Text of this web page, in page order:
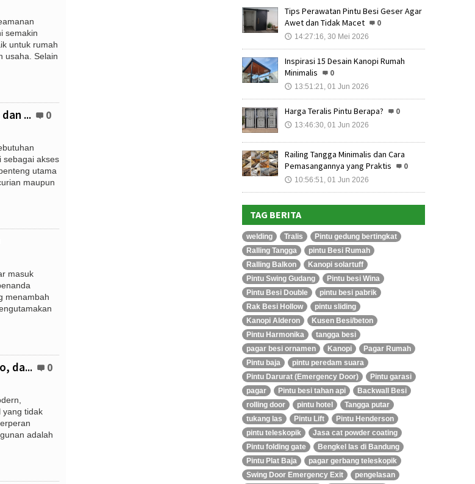
semakin
untuk rumah
usaha. Selain
... 0
sebagai akses
utama
maupun
masuk
menambah
da... 0
yang tidak
adalah
Tips Perawatan Pintu Besi Geser Agar
Awet dan Tidak Macet
0
🕔 14:27:16, 30 Mei 2026
Inspirasi 15 Desain Kanopi Rumah
Minimalis
0
🕔 13:51:21, 01 Jun 2026
Harga Teralis Pintu Berapa? 0
🕔 13:46:30, 01 Jun 2026
Railing Tangga Minimalis dan Cara
Pemasangannya yang Praktis
0
🕔 10:56:51, 01 Jun 2026
TAG BERITA
welding Tralis
Pintu gedung bertingkat
Ralling Tangga
pintu Besi Rumah
Ralling Balkon
Kanopi solartuff
Pintu Swing Gudang
Pintu besi Wina
Pintu Besi Double
pintu besi pabrik
Rak Besi Hollow
pintu sliding
Kanopi Alderon
Kusen Besi/beton
Pintu Harmonika
tangga besi
pagar besi ornamen
Kanopi
Pagar Rumah
Pintu baja
pintu peredam suara
Pintu Darurat (Emergency Door)
Pintu garasi
pagar
Pintu besi tahan api
Backwall Besi
rolling door
pintu hotel
Tangga putar
tukang las
Pintu Lift
Pintu Henderson
pintu teleskopik
Jasa cat powder coating
Pintu folding gate
Bengkel las di Bandung
Pintu Plat Baja
pagar gerbang teleskopik
Swing Door Emergency Exit
pengelasan